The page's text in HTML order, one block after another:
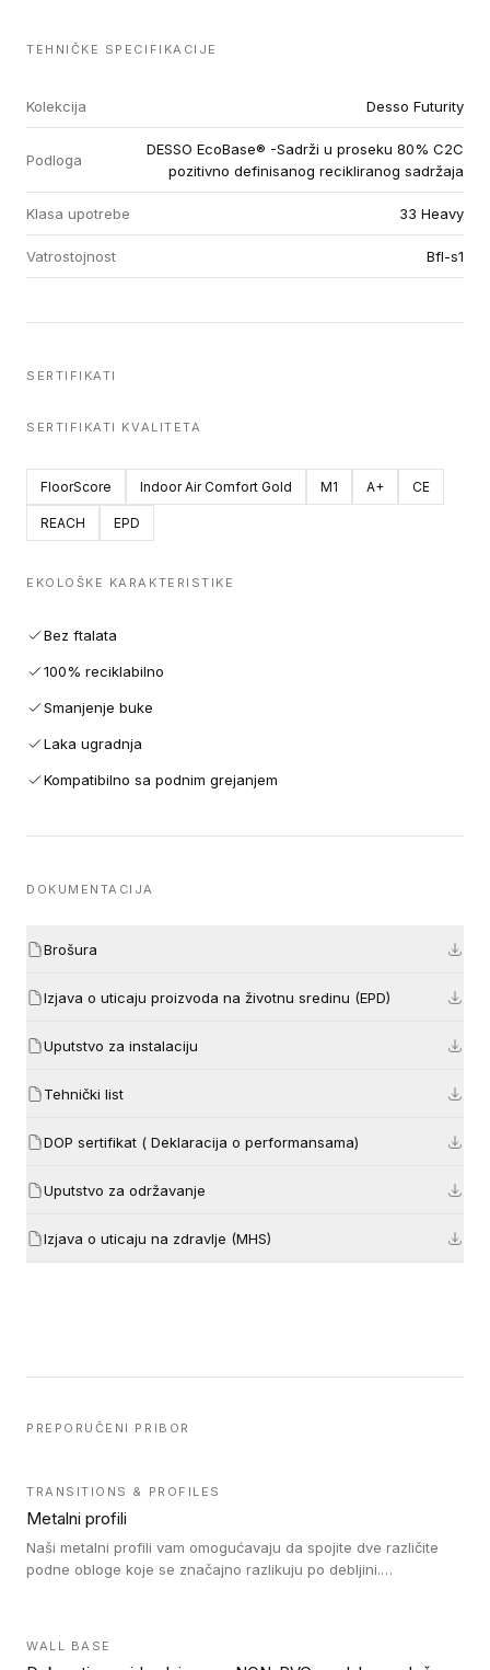
TEHNIČKE SPECIFIKACIJE
Kolekcija Desso Futurity
Podloga
DESSO EcoBase® -Sadrži u proseku 80% C2C
pozitivno definisanog recikliranog sadržaja
Klasa upotrebe 33 Heavy
Vatrostojnost Bfl-s1
SERTIFIKATI
SERTIFIKATI KVALITETA
FloorScore Indoor Air Comfort Gold M1 A+ CE
REACH EPD
EKOLOŠKE KARAKTERISTIKE
Bez ftalata
100% reciklabilno
Smanjenje buke
Laka ugradnja
Kompatibilno sa podnim grejanjem
DOKUMENTACIJA
Brošura
Izjava o uticaju proizvoda na životnu sredinu (EPD)
Uputstvo za instalaciju
Tehnički list
DOP sertifikat ( Deklaracija o performansama)
Uputstvo za održavanje
Izjava o uticaju na zdravlje (MHS)
PREPORUČENI PRIBOR
TRANSITIONS & PROFILES
Metalni profili
Naši metalni profili vam omogućavaju da spojite dve različite
podne obloge koje se značajno razlikuju po debljini.
WALL BASE